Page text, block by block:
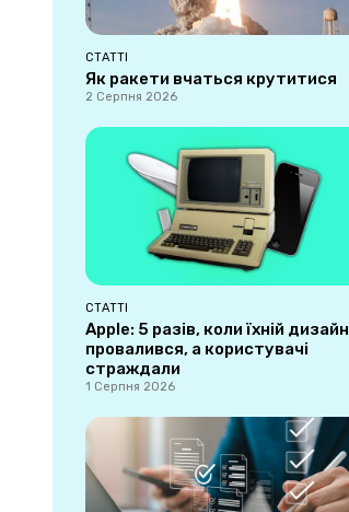
СТАТТІ
Як ракети вчаться крутитися
2 Серпня 2026
СТАТТІ
Apple: 5 разів, коли їхній дизайн
провалився, а користувачі
страждали
1 Серпня 2026